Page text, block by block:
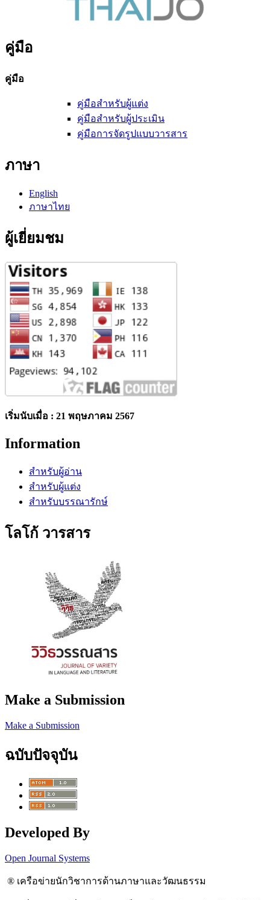
คู่มือ
คู่มือ
คู่มือสำหรับผู้แต่ง
คู่มือสำหรับผู้ประเมิน
คู่มือการจัดรูปแบบวารสาร
ภาษา
English
ภาษาไทย
ผู้เยี่ยมชม
เริ่มนับเมื่อ : 21 พฤษภาคม 2567
Information
สำหรับผู้อ่าน
สำหรับผู้แต่ง
สำหรับบรรณารักษ์
โลโก้ วารสาร
Make a Submission
Make a Submission
ฉบับปัจจุบัน
Developed By
Open Journal Systems
® เครือข่ายนักวิชาการด้านภาษาและวัฒนธรรม